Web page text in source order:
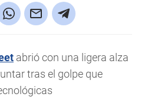
abrió con una ligera alza
tras el golpe que